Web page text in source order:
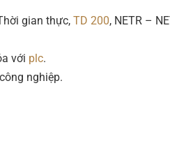
gian thực, TD 200, NETR –
với plc.
nghiệp.